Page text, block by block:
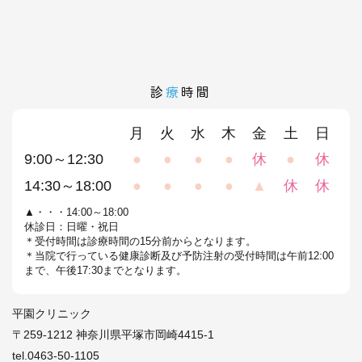
診 療 時間
月 火 水 木 金 土
日
9:00～12:30
● ● ● ● 休 ●
休
14:30～18:00
● ● ● ● ▲ 休 休
▲・・・14:00～18:00
休診日：日曜・祝日
＊受付時間は診療時間の15分前からとなります。
＊当院で行っている健康診断及び予防注射の受付時間は午前12:00
まで、午後17:30までとなります。
平園クリニック
〒259-1212 神奈川県平塚市岡崎4415-1
tel.0463-50-1105